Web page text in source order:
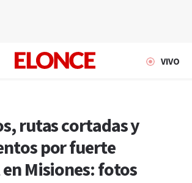
VIVO
rutas cortadas y
por fuerte
Misiones: fotos